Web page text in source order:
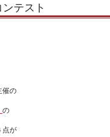
テスト
催の
の
点が